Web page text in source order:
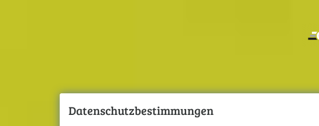
Datenschutzbestimmungen